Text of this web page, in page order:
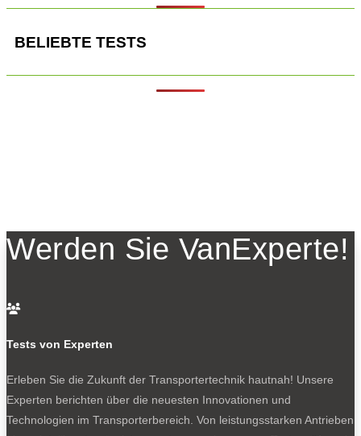
BELIEBTE TESTS
Werden Sie VanExperte!

Tests von Experten
Erleben Sie die Zukunft der Transportertechnik hautnah! Unsere
Experten berichten über die neuesten Innovationen und
Technologien im Transporterbereich. Von leistungsstarken Antrieben